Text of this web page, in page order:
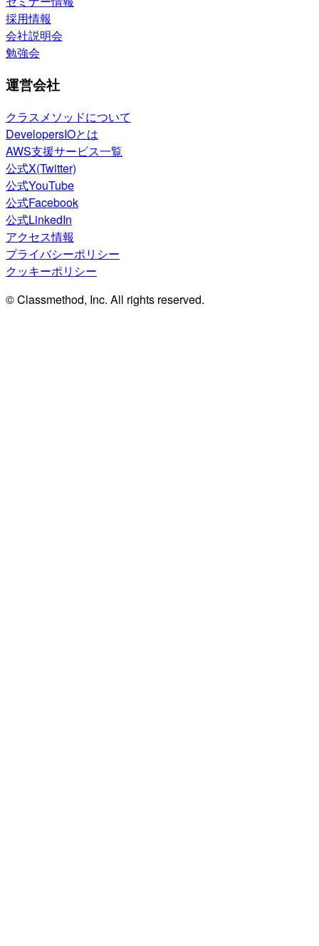
採用情報
会社説明会
勉強会
運営会社
クラスメソッドについて
DevelopersIOとは
AWS支援サービス一覧
公式X(Twitter)
公式YouTube
公式Facebook
公式LinkedIn
アクセス情報
プライバシーポリシー
クッキーポリシー
© Classmethod, Inc. All rights reserved.